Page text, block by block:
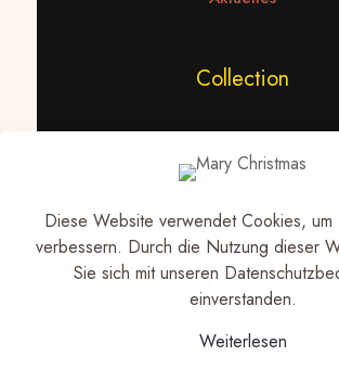
Collection
Statement Ketten
Ohrringe
Diese Website verwendet Cookies, um
verbessern. Durch die Nutzung dieser
Sie sich mit unseren
einverstanden.
Weiterlesen